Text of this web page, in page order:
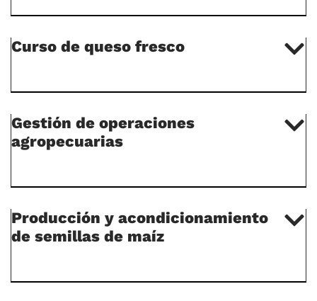
Curso de queso fresco
Gestión de operaciones
agropecuarias
Producción y acondicionamiento
de semillas de maíz